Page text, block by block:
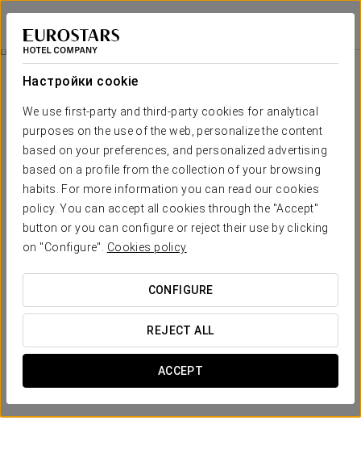
Настройки cookie
We use first-party and third-party cookies for analytical
purposes on the use of the web, personalize the content
based on your preferences, and personalized advertising
based on a profile from the collection of your browsing
habits. For more information you can read our cookies
policy. You can accept all cookies through the "Accept"
button or you can configure or reject their use by clicking
on "Configure". Cookies policy
CONFIGURE
REJECT ALL
ACCEPT
Crisol Almería
ALMERÍA
Специальные Предложения
Специальные Предложения
Pомантический опыт
ПОСМОТРЕТЬ ПРЕДЛОЖЕНИЕ